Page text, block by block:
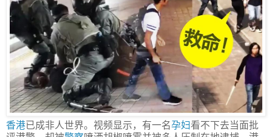
香港已成非人世界。视频显示，有一名孕妇看不下去当面批